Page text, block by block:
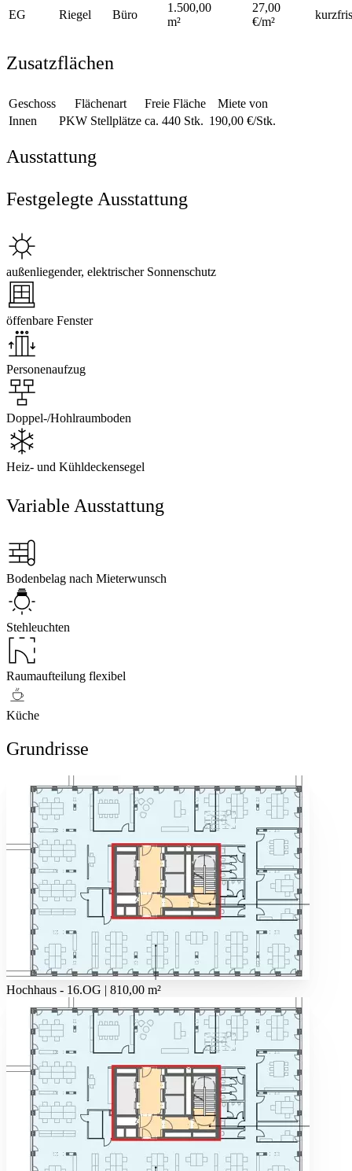
EG Riegel Büro
1.500,00
m²
27,00
€/m²
Zusatzflächen
Geschoss Flächenart Freie Fläche
Miete von
Innen
PKW Stellplätze ca. 440 Stk. 190,00 €/Stk.
Ausstattung
Festgelegte Ausstattung
außenliegender, elektrischer Sonnenschutz
öffenbare Fenster
Personenaufzug
Doppel-/Hohlraumboden
Heiz- und Kühldeckensegel
Variable Ausstattung
Bodenbelag nach Mieterwunsch
Stehleuchten
Raumaufteilung flexibel
Küche
Grundrisse
Hochhaus - 16.OG | 810,00 m²